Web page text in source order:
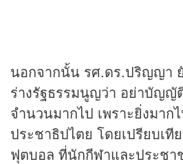
นอกจากนั้น รศ.ดร.ปริญญา
ร่างรัฐธรรมนูญว่า อย่าบัญญั
จำนวนมากไป เพราะยิ่งมาก
ประชาธิปไตย โดยเปรียบเที
ฟุตบอล ที่นักกีฬาและประช